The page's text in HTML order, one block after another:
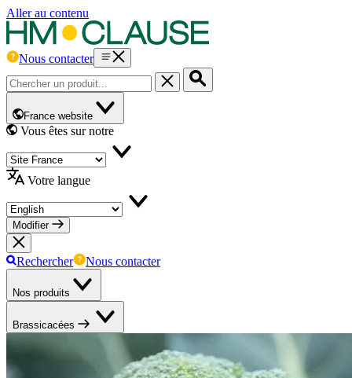
Aller au contenu
Nous contacter
France website
Vous êtes sur notre
Votre langue
Modifier
Rechercher Nous contacter
Nos produits
Brassicacées